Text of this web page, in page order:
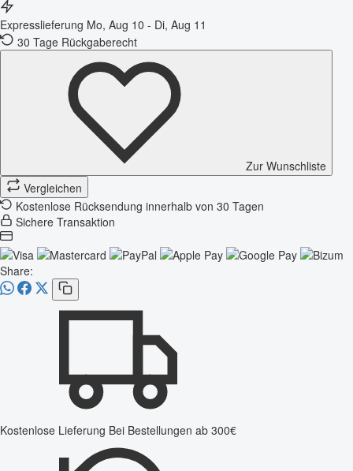
Expresslieferung Mo, Aug 10 - Di, Aug 11
30 Tage Rückgaberecht
Zur Wunschliste
Vergleichen
Kostenlose Rücksendung innerhalb von 30 Tagen
Sichere Transaktion
Share:
Kostenlose Lieferung Bei Bestellungen ab 300€